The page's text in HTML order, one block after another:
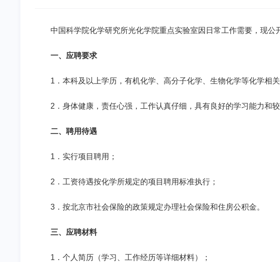
中国科学院化学研究所光化学院重点实验室因日常工作需要，现公
一、应聘要求
1 ．本科及以上学历，有机化学、高分子化学、生物化学等化学相关
2 ．身体健康，责任心强，工作认真仔细，具有良好的学习能力和较
二、聘用待遇
1 ．实行项目聘用；
2 ．工资待遇按化学所规定的项目聘用标准执行；
3 ．按北京市社会保险的政策规定办理社会保险和住房公积金。
三、应聘材料
1 ．个人简历（学习、工作经历等详细材料）；